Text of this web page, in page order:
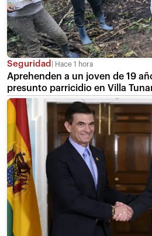
Seguridad Hace 1 hora
Aprehenden a un joven de 19
presunto parricidio en Villa